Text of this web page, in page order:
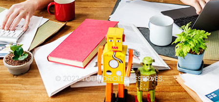
© 2022 TOUT DROITS RÉSERVÉS.